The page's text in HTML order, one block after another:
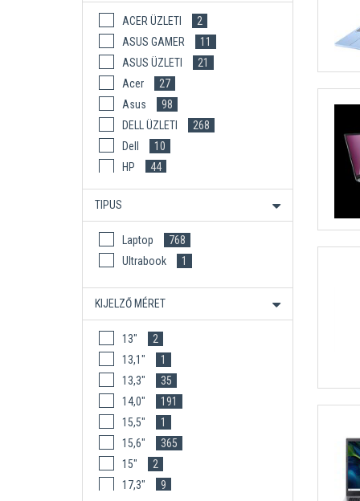
ACER ÜZLETI
2
ASUS GAMER
11
ASUS ÜZLETI
21
Acer
27
Asus
98
DELL ÜZLETI
268
Dell
10
HP
44
HP ÜZLETI
83
Lenovo Üzleti
TIPUS
Laptop
768
Ultrabook
1
KIJELZŐ MÉRET
13"
2
13,1"
1
13,3"
35
14,0"
191
15,5"
1
15,6"
365
15"
2
17,3"
9